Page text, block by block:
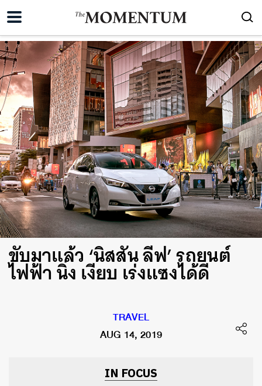
ขับมาแล้ว ‘นิสสัน ลีฟ’ รถยนต์
ไฟฟ้า นิ่ง เงียบ เร่งแซงได้ดี
TRAVEL
AUG 14, 2019
IN FOCUS